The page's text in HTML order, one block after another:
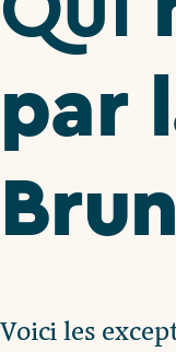
par
Voici les